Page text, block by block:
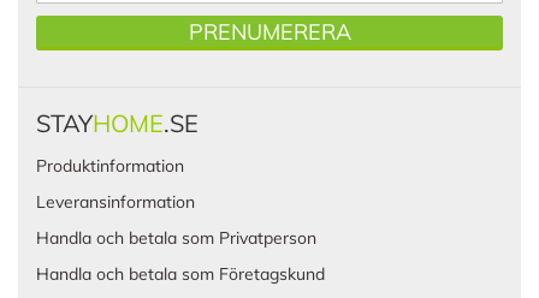
PRENUMERERA
STAYHOME.SE
Produktinformation
Leveransinformation
Handla och betala som Privatperson
Handla och betala som Företagskund